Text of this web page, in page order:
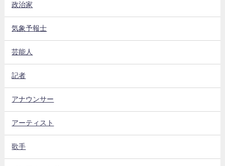
政治家
気象予報士
芸能人
記者
アナウンサー
アーティスト
歌手